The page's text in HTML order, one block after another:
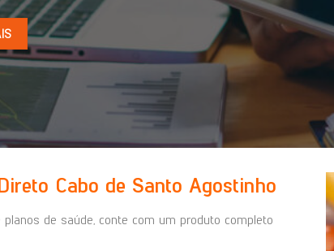
Cabo de Santo Agostinho
de saúde, conte com um produto completo